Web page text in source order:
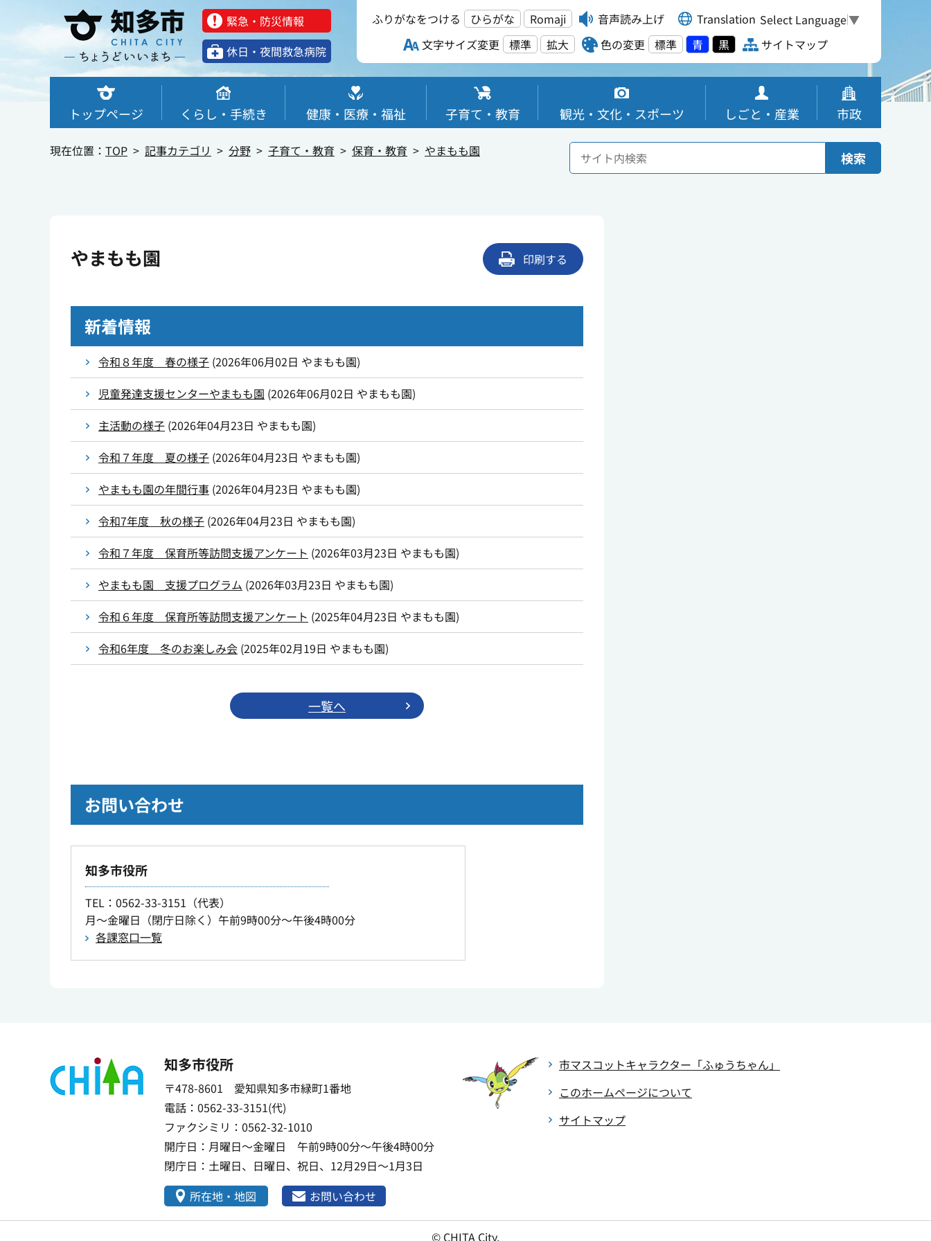
緊急・防災情報
休⽇・夜間救急病院
ふりがなをつける ひらがな Romaji 音声読み上げ Translation Select Language▼
文字サイズ変更
標準 拡大 色の変更 標準 青 黒 サイトマップ
トップページ くらし・手続き 健康・医療・福祉 子育て・教育 観光・文化・スポーツ しごと・産業 市政
現在位置： TOP 記事カテゴリ 分野 子育て・教育 保育・教育 やまもも園 検索
やまもも園 印刷する
新着情報
令和８年度 春の様子 (2026年06月02日 やまもも園)
児童発達支援センターやまもも園 (2026年06月02日 やまもも園)
主活動の様子 (2026年04月23日 やまもも園)
令和７年度 夏の様子 (2026年04月23日 やまもも園)
やまもも園の年間行事 (2026年04月23日 やまもも園)
令和7年度 秋の様子 (2026年04月23日 やまもも園)
令和７年度 保育所等訪問支援アンケート (2026年03月23日 やまもも園)
やまもも園 支援プログラム (2026年03月23日 やまもも園)
令和６年度 保育所等訪問支援アンケート (2025年04月23日 やまもも園)
令和6年度 冬のお楽しみ会 (2025年02月19日 やまもも園)
一覧へ
お問い合わせ
知多市役所
TEL ：0562-33-3151（代表）
月～金曜日（閉庁日除く）午前9時00分～午後4時00分
各課窓口一覧
知多市役所
〒478-8601 愛知県知多市緑町1番地
電話：0562-33-3151(代)
ファクシミリ：0562-32-1010
開庁日：月曜日～金曜日 午前9時00分～午後4時00分
閉庁日：土曜日、日曜日、祝日、12月29日～1月3日
所在地・地図
お問い合わせ
市マスコットキャラクター 「ふゅうちゃん」
このホームページについて
サイトマップ
© CHITA City.